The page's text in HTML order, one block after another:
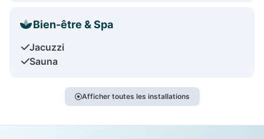
Bien-être & Spa
Jacuzzi
Sauna
Afficher toutes les installations